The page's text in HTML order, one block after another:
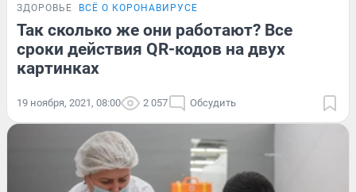
ЗДОРОВЬЕ ВСЁ О КОРОНАВИРУСЕ
Так сколько же они работают? Все
сроки действия QR-кодов на двух
картинках
19 ноября, 2021, 08:00 2 057 Обсудить